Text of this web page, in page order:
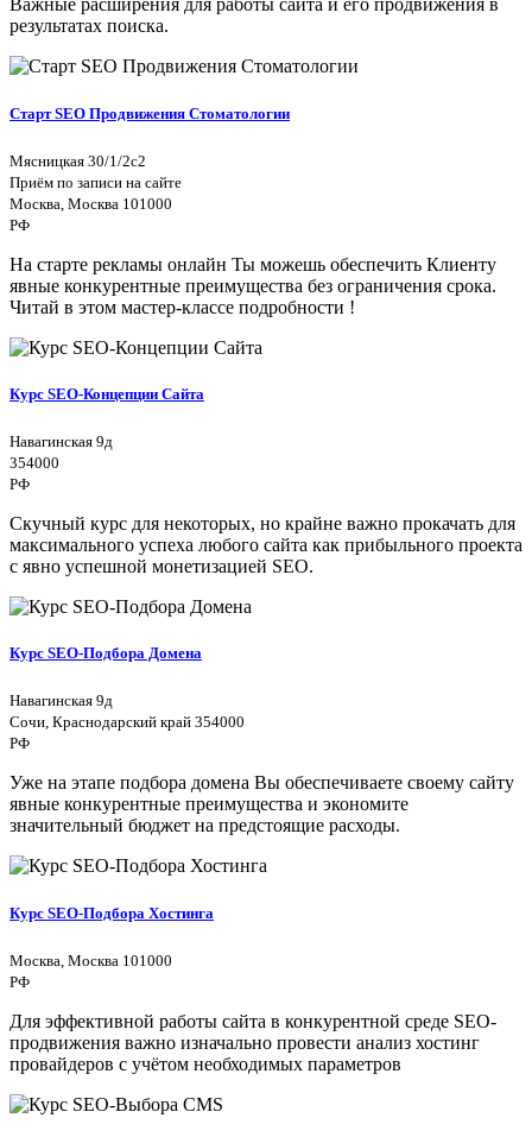
Важные расширения для работы сайта и его продвижения в
результатах поиска.
Старт SEO Продвижения Стоматологии
Мясницкая 30/1/2с2
Приём по записи на сайте
Москва, Москва 101000
РФ
На старте рекламы онлайн Ты можешь обеспечить Клиенту
явные конкурентные преимущества без ограничения срока.
Читай в этом мастер-классе подробности !
Курс SEO-Концепции Сайта
Навагинская 9д
354000
РФ
Скучный курс для некоторых, но крайне важно прокачать для
максимального успеха любого сайта как прибыльного проекта
с явно успешной монетизацией SEO.
Курс SEO-Подбора Домена
Навагинская 9д
Сочи, Краснодарский край 354000
РФ
Уже на этапе подбора домена Вы обеспечиваете своему сайту
явные конкурентные преимущества и экономите
значительный бюджет на предстоящие расходы.
Курс SEO-Подбора Хостинга
Москва, Москва 101000
РФ
Для эффективной работы сайта в конкурентной среде SEO-
продвижения важно изначально провести анализ хостинг
провайдеров с учётом необходимых параметров